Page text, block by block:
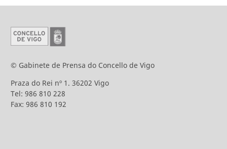
© Gabinete de Prensa do Concello de Vigo
Praza do Rei nº 1. 36202 Vigo
Tel: 986 810 228
Fax: 986 810 192